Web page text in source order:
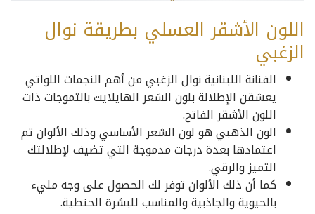
اللون الأشقر العسلي بطريقة نوال
الزغبي
الفنانة اللبنانية نوال الزغبي من أهم النجمات اللواتي
يعشقن الإطلالة بلون الشعر الهايلايت بالتموجات ذات
اللون الأشقر الفاتح.
الون الذهبي هو لون الشعر الأساسي وذلك الألوان تم
اعتمادها بعدة درجات مدموجة التي تضيف لإطلالتك
التميز والرقي.
كما أن ذلك الألوان توفر لك الحصول على وجه مليء
بالحيوية والجاذبية والمناسب للبشرة الحنطية.